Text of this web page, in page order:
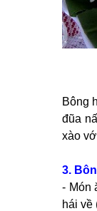
Bông
đũa
xào
3.
- Món
hái về